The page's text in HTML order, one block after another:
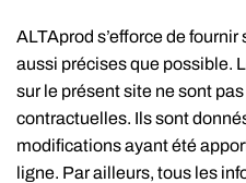
ALTAprod s’efforce de
aussi précises que possible.
sur le présent site ne sont
contractuelles. Ils sont
modifications ayant été
ligne. Par ailleurs, tous les